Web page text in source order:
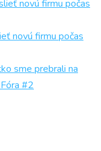
novú firmu počas
novú firmu počas
sme prebrali na
#2